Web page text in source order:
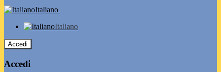
Italiano
Italiano
Accedi
Accedi